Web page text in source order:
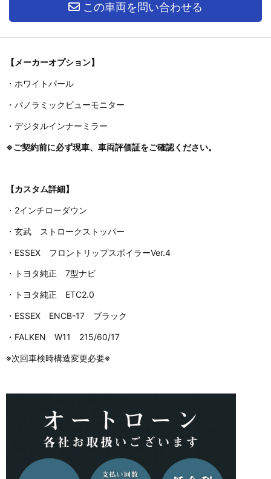
この車両を問い合わせる
【メーカーオプション】
・ホワイトパール
・パノラミックビューモニター
・デジタルインナーミラー
※ご契約前に必ず現車、車両評価証をご確認ください。
【カスタム詳細】
・2インチローダウン
・玄武 ストロークストッパー
・ESSEX フロントリップスポイラーVer.4
・トヨタ純正 7型ナビ
・トヨタ純正 ETC2.0
・ESSEX ENCB-17 ブラック
・FALKEN W11 215/60/17
※次回車検時構造変更必要※